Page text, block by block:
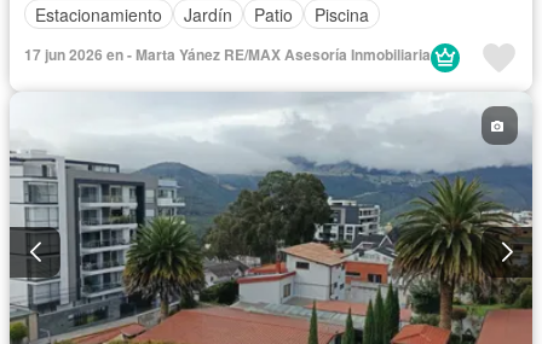
Estacionamiento
Jardín Patio Piscina
17 jun 2026 en - Marta Yánez RE/MAX Asesoría Inmobiliaria